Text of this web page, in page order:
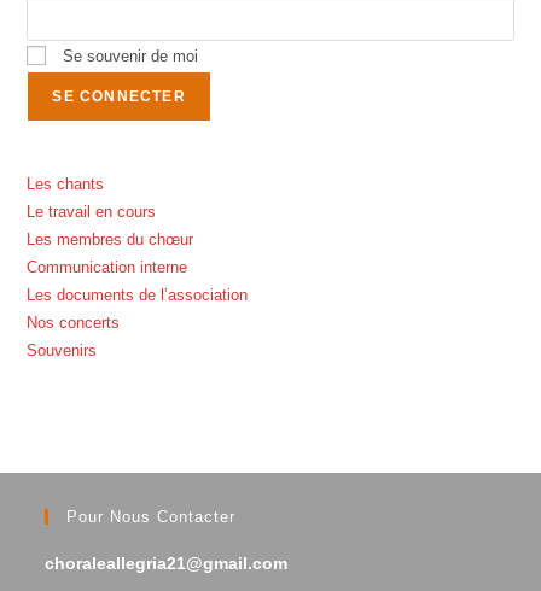
Se souvenir de moi
Les chants
Le travail en cours
Les membres du chœur
Communication interne
Les documents de l’association
Nos concerts
Souvenirs
Pour Nous Contacter
choraleallegria21@gmail.com